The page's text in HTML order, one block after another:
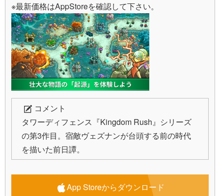
※最新価格はAppStoreを確認して下さい。
コメント
タワーディフェンス『Kingdom Rush』シリーズ
の第3作目。宿敵ヴェズナンが台頭する前の時代
を描いた前日譚。
App Storeからダウンロード